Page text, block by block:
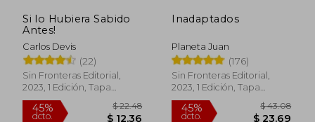
Si lo Hubiera Sabido
Antes!
Carlos Devis
(22)
Sin Fronteras Editorial,
2023, 1 Edición, Tapa
Blanda, Nuevo
Inadaptados
Planeta Juan
(176)
Sin Fronteras Editorial,
2023, 1 Edición, Tapa
Blanda, Nuevo